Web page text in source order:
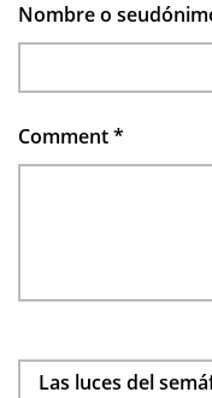
Nombre o
Comment*
Las luces del